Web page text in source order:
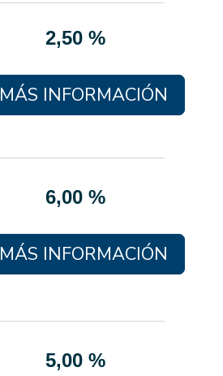
2,50 %
MÁS INFORMACIÓN
6,00 %
MÁS INFORMACIÓN
5,00 %